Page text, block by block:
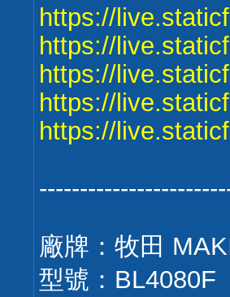
https://
https://
https://
https://
https://
廠牌：牧田
型號：BL4080F